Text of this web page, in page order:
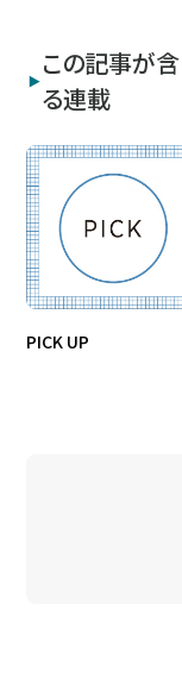
この記事が
る連載
PICK UP